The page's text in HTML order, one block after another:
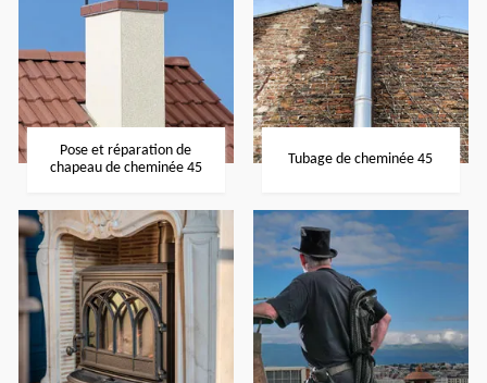
Pose et réparation de
chapeau de cheminée 45
Tubage de cheminée 45